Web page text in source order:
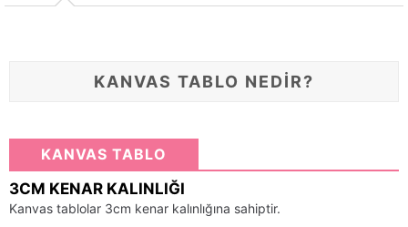
KANVAS TABLO NEDİR?
KANVAS TABLO
3CM KENAR KALINLIĞI
Kanvas tablolar 3cm kenar kalınlığına sahiptir.